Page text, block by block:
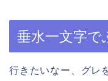
垂水一文字で
行きたいなー、グレ